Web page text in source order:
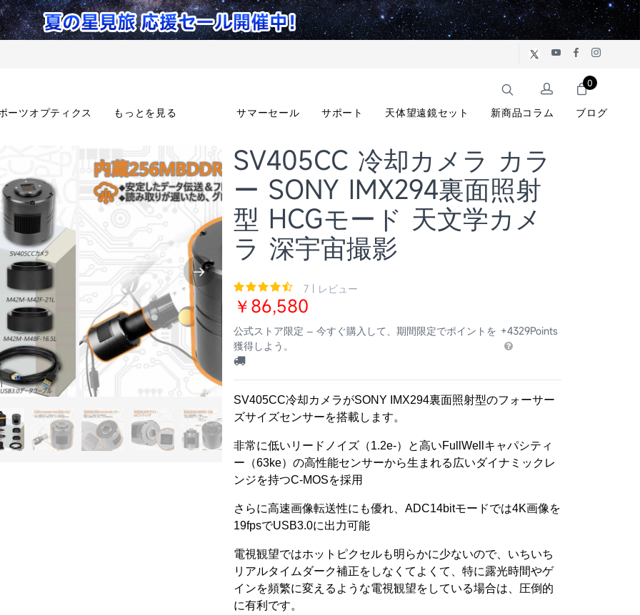
ーツオプティクス もっとを見る サマーセール サポート 天体望遠鏡セット 新商品コラム ブログ
0
SV405CC 冷却カメラ カラ
ー SONY IMX294裏面照射
型 HCGモード 天文学カメ
ラ 深宇宙撮影
7 | レビュー
￥86,580
公式ストア限定 – 今すぐ購入して、期間限定でポイントを
獲得しよう。
+4329Points
SV405CC冷却カメラがSONY IMX294裏面照射型のフォーサー
ズサイズセンサーを搭載します。
非常に低いリードノイズ（1.2e-）と高いFullWellキャパシティ
ー（63ke）の高性能センサーから生まれる広いダイナミックレ
ンジを持つC-MOSを採用
さらに高速画像転送性にも優れ、ADC14bitモードでは4K画像を
19fpsでUSB3.0に出力可能
電視観望ではホットピクセルも明らかに少ないので、いちいち
リアルタイムダーク補正をしなくてよくて、特に露光時間やゲ
インを頻繁に変えるような電視観望をしている場合は、圧倒的
に有利です。